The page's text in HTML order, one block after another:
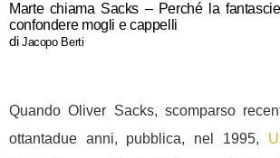
Marte chiama Sacks – Perché la
confondere mogli e cappelli
di Jacopo Berti
Quando Oliver Sacks, scomparso
ottantadue anni, pubblica, nel 1995,